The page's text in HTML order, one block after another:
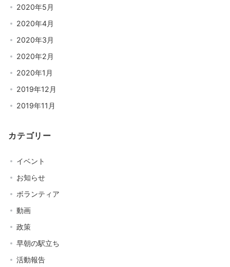
2020年5月
2020年4月
2020年3月
2020年2月
2020年1月
2019年12月
2019年11月
カテゴリー
イベント
お知らせ
ボランティア
動画
政策
早朝の駅立ち
活動報告